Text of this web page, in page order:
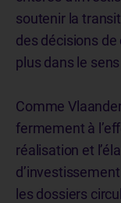
soutenir la
des décisions
plus dans le
Comme
fermement à
réalisation et
les dossiers